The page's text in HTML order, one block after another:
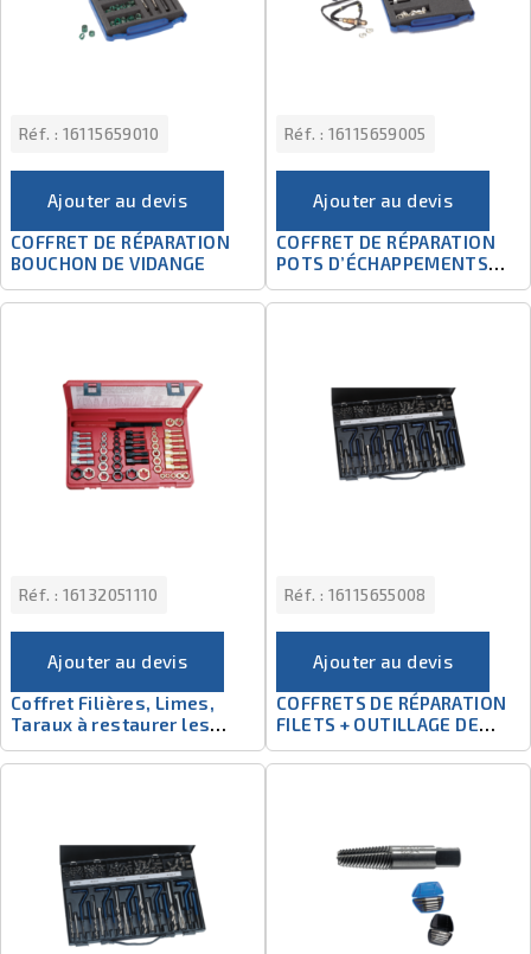
Réf. : 16115659010
Ajouter au devis
COFFRET DE RÉPARATION
BOUCHON DE VIDANGE
Réf. : 16115659005
Ajouter au devis
COFFRET DE RÉPARATION
POTS D’ÉCHAPPEMENTS
(SONDE LAMBDA)
Réf. : 16132051110
Ajouter au devis
Coffret Filières, Limes,
Taraux à restaurer les
Filets - 53 pièces
Réf. : 16115655008
Ajouter au devis
COFFRETS DE RÉPARATION
FILETS + OUTILLAGE DE
POSE